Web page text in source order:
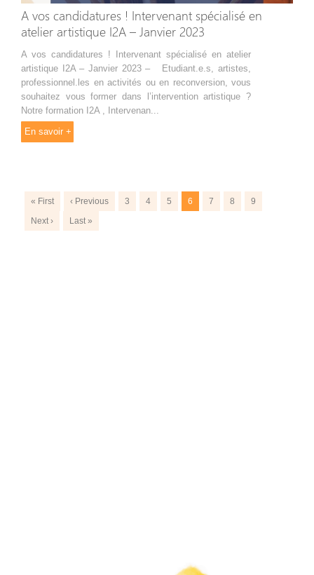
A vos candidatures ! Intervenant spécialisé en
atelier artistique I2A – Janvier 2023
A vos candidatures ! Intervenant spécialisé en atelier
artistique I2A – Janvier 2023 – Etudiant.e.s, artistes,
professionnel.les en activités ou en reconversion, vous
souhaitez vous former dans l’intervention artistique ?
Notre formation I2A , Intervenan...
En savoir +
« First ‹ Previous 3 4 5 6 7 8
9
Next ›
Last »